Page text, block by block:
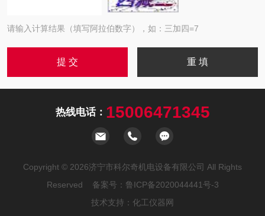
请输入计算结果（填写阿拉伯数字），如：三加四=7
热线电话： 15006471345
Copyright © 2026济宁市科尔奇机电设备有限公司 All Rights
Reserved 备案号： 鲁ICP备2020044441号-3
技术支持： 化工仪器网